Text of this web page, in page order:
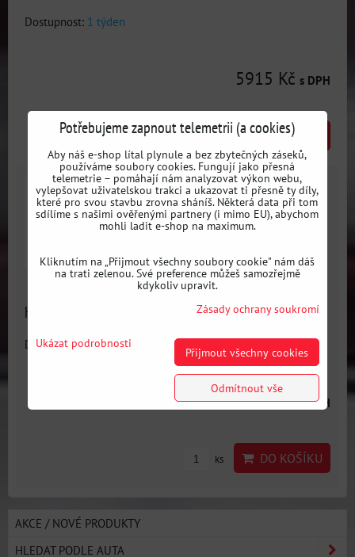
Dostupnost: 1 týden
5915 Kč s DPH
ks DO KOŠÍKU
Hliníkový sportovní volant SABELT - 330 mm, plochý
Dostupnost:1 týden
6850 Kčs DPH
ks DO KOŠÍKU
AKCE / NOVÉ PRODUKTY
HLEDAT PODLE AUTA
Potřebujeme zapnout telemetrii (a cookies)
Aby náš e-shop lítal plynule a bez zbytečných záseků,
používáme soubory cookies. Fungují jako přesná
telemetrie – pomáhají nám analyzovat výkon webu,
vylepšovat uživatelskou trakci a ukazovat ti přesně ty díly,
které pro svou stavbu zrovna sháníš. Některá data při tom
sdílíme s našimi ověřenými partnery (i mimo EU), abychom
mohli ladit e-shop na maximum.
Kliknutím na „Přijmout všechny soubory cookie" nám dáš
na trati zelenou. Své preference můžeš samozřejmě
kdykoliv upravit.
Zásady ochrany soukromí
Ukázat podrobnosti
Přijmout všechny cookies
Odmítnout vše